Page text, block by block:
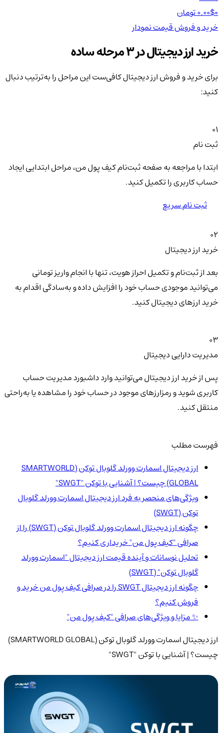
0.00$
خرید و فروشقیمتنمودار
خرید ارز دیجیتال در 3 مرحله ساده
برای خرید و فروش ارز دیجیتال کافی‌ست این مراحل را به‌ترتیب دنبال
کنید:
01
ثبت نام
ابتدا با مراجعه به صفحه ثبت‌نام کیف‌ پول من، مراحل ابتدایی ایجاد
حساب کاربری را تکمیل کنید.
ثبت نام سریع
02
خرید ارز دیجیتال
بعد از ثبت‌نام و تکمیل احراز هویت، تنها با انجام واریز تومانی
می‌توانید موجودی حساب خود را افزایش داده و به‌سادگی اقدام به
خرید ارزهای دیجیتال کنید.
03
مدیریت دارایی دیجیتال
پس از خرید ارز دیجیتال می‌توانید وارد داشبورد مدیریت حساب
کاربری شوید و رمزارزهای موجود در حساب خود را مشاهده یا به‌راحتی
منتقل کنید.
فهرست مطلب
ارز دیجیتال اسمارت وورلد گلوبال توکن (SMARTWORLD
GLOBAL) چیست؟ | آشنایی با توکن "SWGT"
ویژگی‌های منحصر به فرد ارز دیجیتال اسمارت وورلد گلوبال
توکن (SWGT)
چگونه ارز دیجیتال اسمارت وورلد گلوبال توکن (SWGT) را از
صرافی "کیف پول من" خریداری کنیم؟
تحلیل نوسانات و آینده قیمت ارز دیجیتال "اسمارت وورلد
گلوبال توکن" (SWGT)
چگونه ارز دیجیتال SWGT را در صرافی کیف پول من خرید و
فروش کنیم؟
✨ مزایا و ویژگی‌های صرافی "کیف پول من"
ارز دیجیتال اسمارت وورلد گلوبال توکن (SMARTWORLD GLOBAL)
چیست؟ | آشنایی با توکن "SWGT"